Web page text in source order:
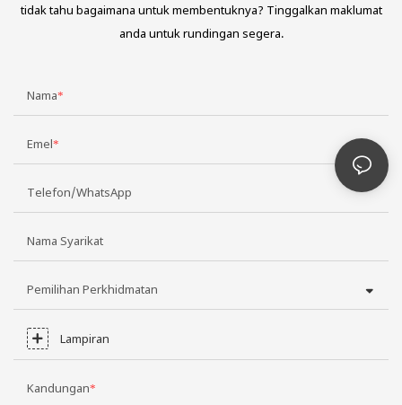
tidak tahu bagaimana untuk membentuknya? Tinggalkan maklumat
anda untuk rundingan segera.
Nama
Emel
Telefon/WhatsApp
Nama Syarikat
Pemilihan Perkhidmatan
Lampiran
Kandungan